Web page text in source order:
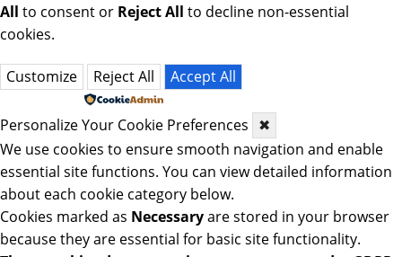
All to consent or Reject All to decline non-essential
cookies.
Customize Reject All
Accept All
Personalize Your Cookie Preferences ✖
We use cookies to ensure smooth navigation and enable
essential site functions. You can view detailed information
about each cookie category below.
Cookies marked as Necessaryare stored in your browser
because they are essential for basic site functionality.